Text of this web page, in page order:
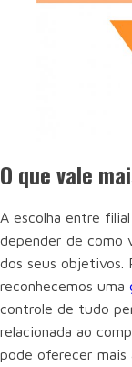
O que vale
A escolha entre
depender de como
dos seus objetivos.
reconhecemos uma
controle de tudo
relacionada ao
pode oferecer mais